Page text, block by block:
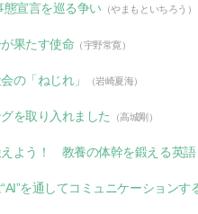
態宣言を巡る争い （やまもといちろう）
果たす使命 （宇野常寛）
の「ねじれ」 （岩崎夏海）
を取り入れました （高城剛）
えよう！ 教養の体幹を鍛える英
を通してコミュニケーションす